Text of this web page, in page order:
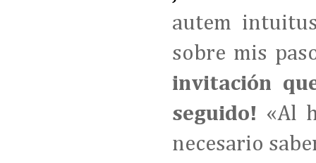
autem
sobre mis
invitación
seguido! «Al
necesario